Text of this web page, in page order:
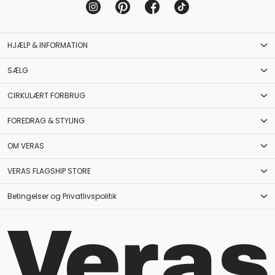
HJÆLP & INFORMATION
SÆLG
CIRKULÆRT FORBRUG
FOREDRAG & STYLING
OM VERAS
VERAS FLAGSHIP STORE
Betingelser og Privatlivspolitik